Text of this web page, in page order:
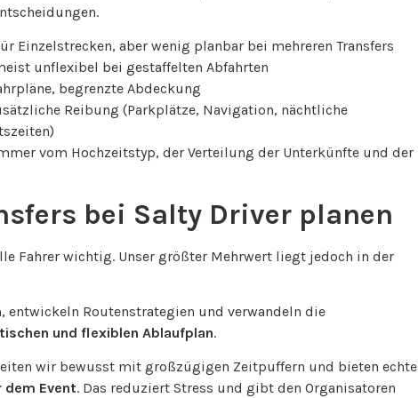
Einzelstrecken, aber wenig planbar bei mehreren Transfers
unflexibel bei gestaffelten Abfahrten
begrenzte Abdeckung
Reibung (Parkplätze, Navigation, nächtliche
vom Hochzeitstyp, der Verteilung der Unterkünfte und der
bei Salty Driver planen
Fahrer wichtig. Unser größter Mehrwert liegt jedoch in der
entwickeln Routenstrategien und verwandeln die
und flexiblen Ablaufplan.
wir bewusst mit großzügigen Zeitpuffern und bieten echte
dem Event. Das reduziert Stress und gibt den Organisatoren